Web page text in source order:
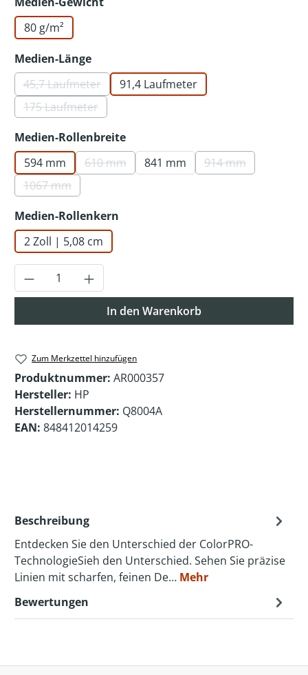
80 g/m²
Medien-Längeauswählen
45,7 Laufmeter(Diese Option ist zurzeit nicht verfügbar.)
91,4 Laufmeter
175 Laufmeter(Diese Option ist zurzeit nicht verfügbar.)
Medien-Rollenbreiteauswählen
594 mm
610 mm(Diese Option ist zurzeit nicht verfügbar.)
841 mm 914 mm(Diese Option ist
1067 mm(Diese Option ist zurzeit nicht verfügbar.)
Medien-Rollenkern
2 Zoll | 5,08 cm
Produkt Anzahl: Gib den gewünschten
In den Warenkorb
Zum Merkzettel hinzufügen
Produktnummer: AR000357
Hersteller: HP
Herstellernummer: Q8004A
EAN: 848412014259
Beschreibung
Entdecken Sie den Unterschied der ColorPRO-
TechnologieSieh den Unterschied. Sehen Sie präzise
Linien mit scharfen, feinen De… Mehr
Bewertungen